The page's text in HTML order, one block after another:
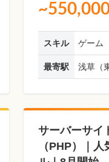
スキル ゲーム
最寄駅 浅草（
サーバーサイ
（PHP）｜